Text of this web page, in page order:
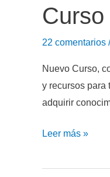
Cuerpo
Europeo
Solidaridad
22 comentarios
Nuevo Curso,
y recursos para
adquirir
Curso
Formación
Leer más »